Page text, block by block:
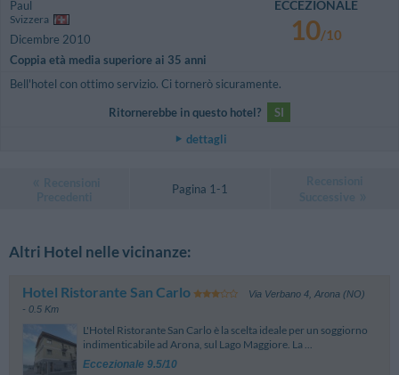
Paul
Svizzera
Dicembre 2010
Coppia età media superiore ai 35 anni
ECCEZIONALE
10/10
Bell'hotel con ottimo servizio. Ci tornerò sicuramente.
Ritornerebbe in questo hotel?
SI
dettagli
Pagina 1-1
Altri Hotel nelle vicinanze:
Hotel Ristorante San Carlo Via Verbano 4, Arona (NO)
- 0.5 Km
L'Hotel Ristorante San Carlo è la scelta ideale per un soggiorno
indimenticabile ad Arona, sul Lago Maggiore. La ...
Eccezionale 9.5/10